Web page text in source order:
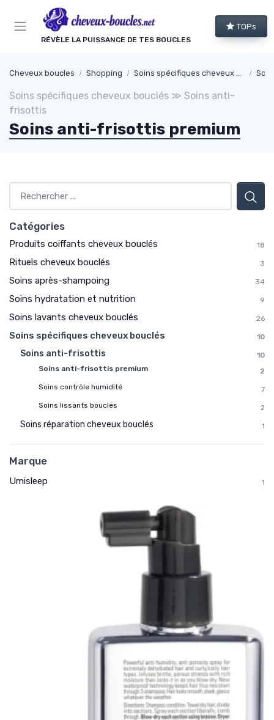
RÉVÈLE LA PUISSANCE DE TES BOUCLES
TOPs
Cheveux boucles Shopping Soins spécifiques cheveux bouclés
Soins spécifiques cheveux bouclés ≫ Soins anti-
frisottis
Soins anti-frisottis premium
Catégories
Produits coiffants cheveux bouclés 18
Rituels cheveux bouclés 3
Soins après-shampoing 34
Soins hydratation et nutrition 9
Soins lavants cheveux bouclés 26
Soins spécifiques cheveux bouclés 10
Soins anti-frisottis
10
Soins anti-frisottis premium
2
Soins contrôle humidité
7
Soins lissants boucles
2
Soins réparation cheveux bouclés 1
Marque
Umisleep 1
Panneau de gestion des cookies